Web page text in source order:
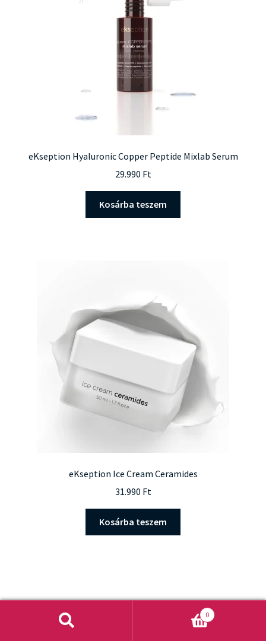
eKseption Hyaluronic Copper Peptide Mixlab Serum
29.990 Ft
Kosárba teszem
eKseption Ice Cream Ceramides
31.990 Ft
Kosárba teszem
0